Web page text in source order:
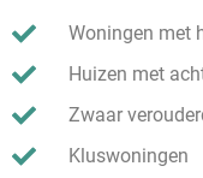
Woningen met
Huizen met
Zwaar
Kluswoningen